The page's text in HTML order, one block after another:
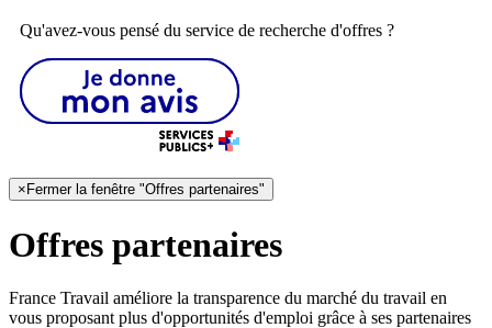
Qu'avez-vous pensé du service de recherche d'offres ?
× Fermer la fenêtre "Offres partenaires"
Offres partenaires
France Travail améliore la transparence du marché du travail en
vous proposant plus d'opportunités d'emploi grâce à ses partenaires